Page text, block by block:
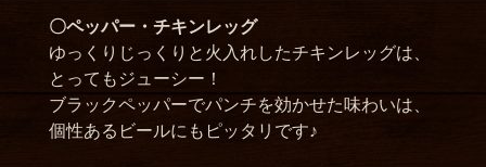
〇ペッパー・チキンレッグ
ゆっくりじっくりと火入れしたチキンレッグは、
とってもジューシー！
ブラックペッパーでパンチを効かせた味わいは、
個性あるビールにもピッタリです♪